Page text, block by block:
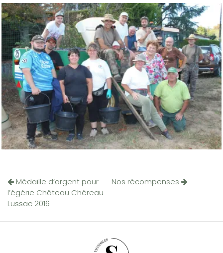
Médaille d’argent pour
l’égérie Château Chéreau
Lussac 2016
Nos récompenses